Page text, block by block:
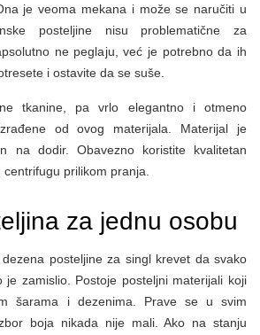
je veoma mekana i može se naručiti u
posteljine nisu problematične za
ne peglaju, već je potrebno da ih
i ostavite da se suše.
tkanine, pa vrlo elegantno i otmeno
od ovog materijala. Materijal je
na dodir. Obavezno koristite kvalitetan
prilikom pranja.
za jednu osobu
posteljine za singl krevet da svako
je zamislio. Postoje posteljni materijali koji
šarama i dezenima. Prave se u svim
boja nikada nije mali. Ako na stanju